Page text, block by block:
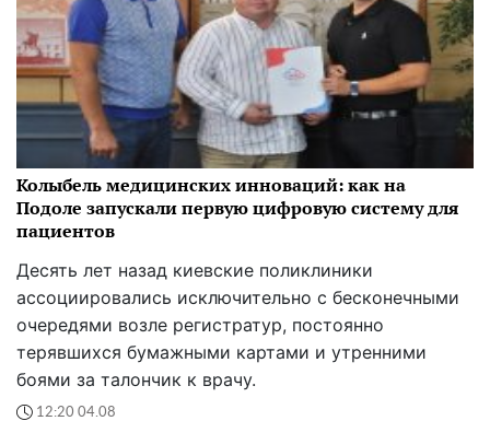
Колыбель медицинских инноваций: как на
Подоле запускали первую цифровую систему для
пациентов
Десять лет назад киевские поликлиники
ассоциировались исключительно с бесконечными
очередями возле регистратур, постоянно
терявшихся бумажными картами и утренними
боями за талончик к врачу.
12:20 04.08